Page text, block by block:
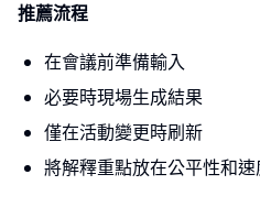
推薦流程
在會議前準備輸入
必要時現場生成結果
僅在活動變更時刷新
將解釋重點放在公平性和速